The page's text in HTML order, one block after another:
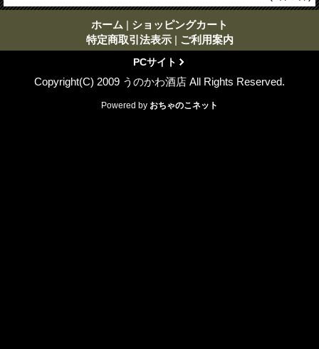
ホーム | ショッピングカート
特定商取引法表示 | ご利用案内
PCサイト
Copyright(C) 2009 うのかわ酒店 All Rights Reserved.
Powered by おちゃのこネット